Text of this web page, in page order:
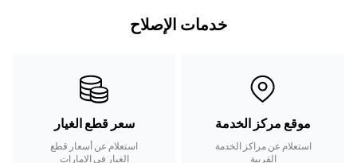
خدمات الإصلاح
موقع مركز الخدمة
استعلام عن مراكز الخدمة
القريبة
سعر قطع الغيار
استعلام عن أسعار قطع
الغيار في الإمارات